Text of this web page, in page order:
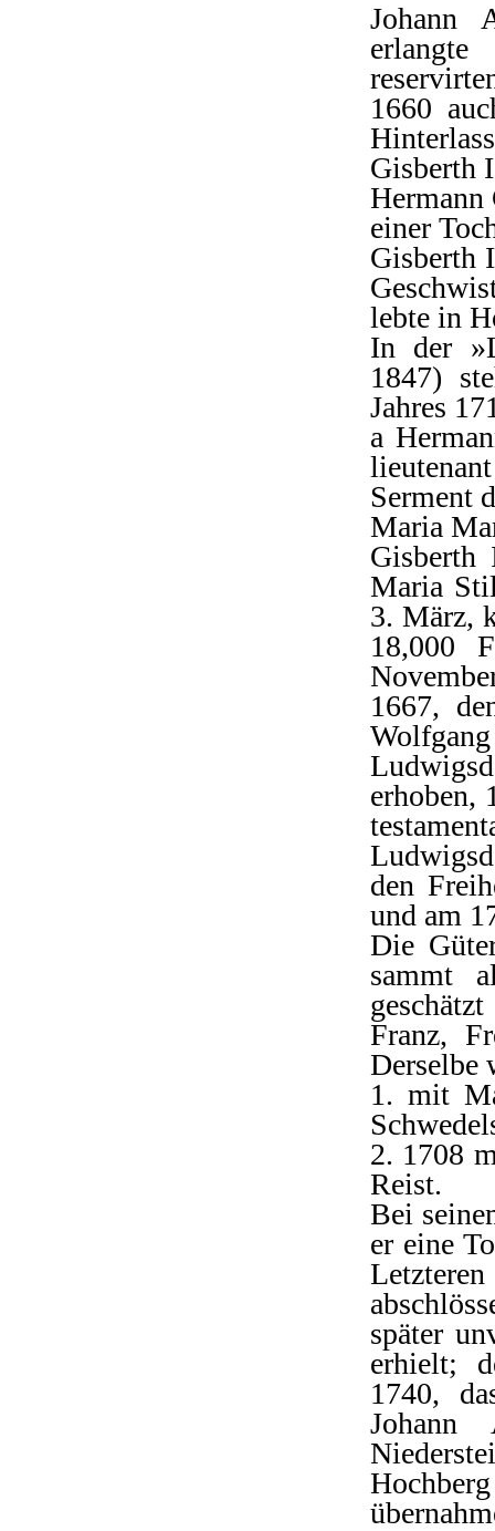
Johann
1660
Gisberth
Hermann
einer
Gisberth
lebte in
In der
1847)
Jahres
a
Serment
Maria
Gisberth
Maria
3. März,
18,000
1667,
erhoben,
den
und am
Die
sammt
Franz,
Derselbe
1. mit
2. 1708
Reist.
Bei
er eine
später
erhielt;
1740,
Johann